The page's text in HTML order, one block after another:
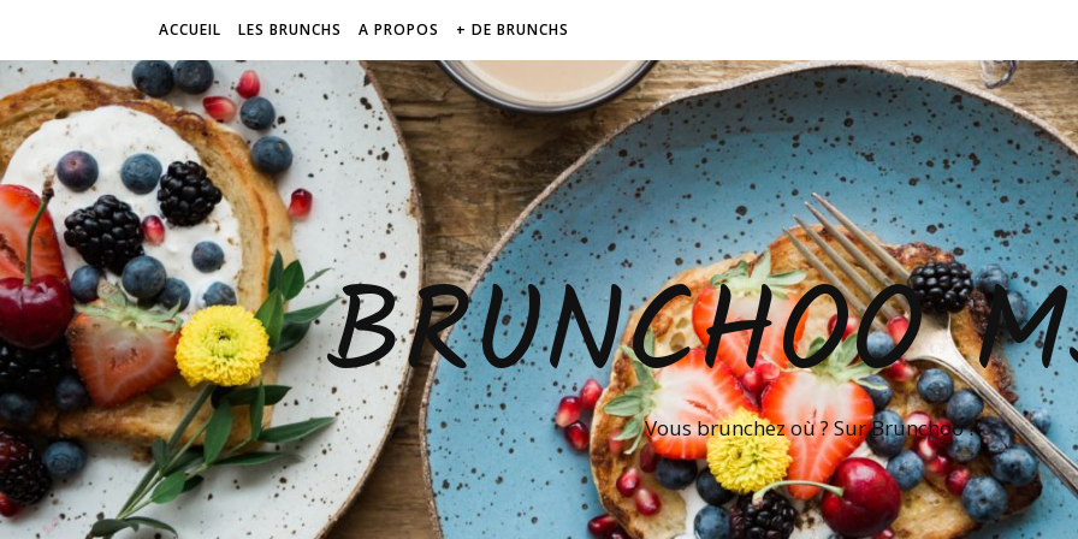
ACCUEIL LES BRUNCHS A PROPOS + DE BRUNCHS
BRUNCHOO
Vous brunchez où ? Sur Brunchoo !